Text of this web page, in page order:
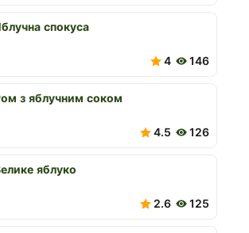
4 146
Яблучна спокуса
4.5 126
ром з яблучним соком
2.6 125
Велике яблуко